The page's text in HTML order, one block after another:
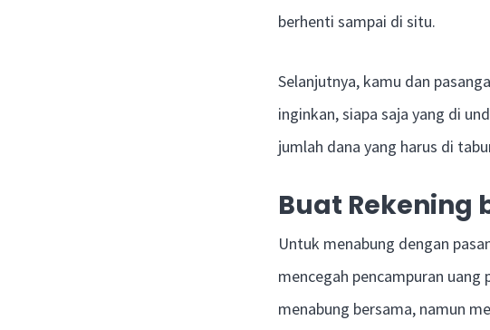
berhenti sampai di situ.
Selanjutnya, kamu dan
inginkan, siapa saja yang di
jumlah dana yang harus di
Buat Rekening
Untuk menabung dengan
mencegah pencampuran
menabung bersama, namun